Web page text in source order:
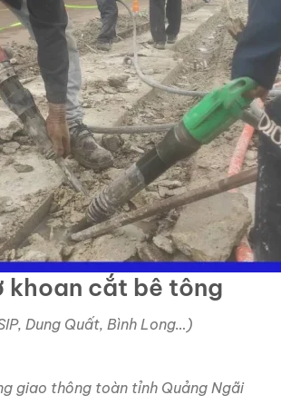
khoan cắt bê tông
Dung Quất, Bình Long…)
giao thông toàn tỉnh Quảng Ngãi